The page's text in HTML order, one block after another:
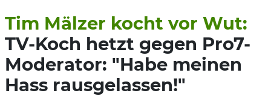
Tim Mälzer kocht vor Wut:
TV-Koch hetzt gegen Pro7-
Moderator: "Habe meinen
Hass rausgelassen!"